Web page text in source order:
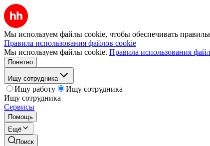
Мы используем файлы cookie, чтобы обеспечивать
Правила использования файлов cookie
Мы используем файлы cookie. Правила использования
Понятно
Ищу сотрудника
Ищу работу
Ищу сотрудника
Ищу сотрудника
Сервисы
Помощь
Ещё
Поиск